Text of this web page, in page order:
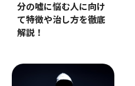
分の嘘に悩む人に向け
て特徴や治し方を徹底
解説！